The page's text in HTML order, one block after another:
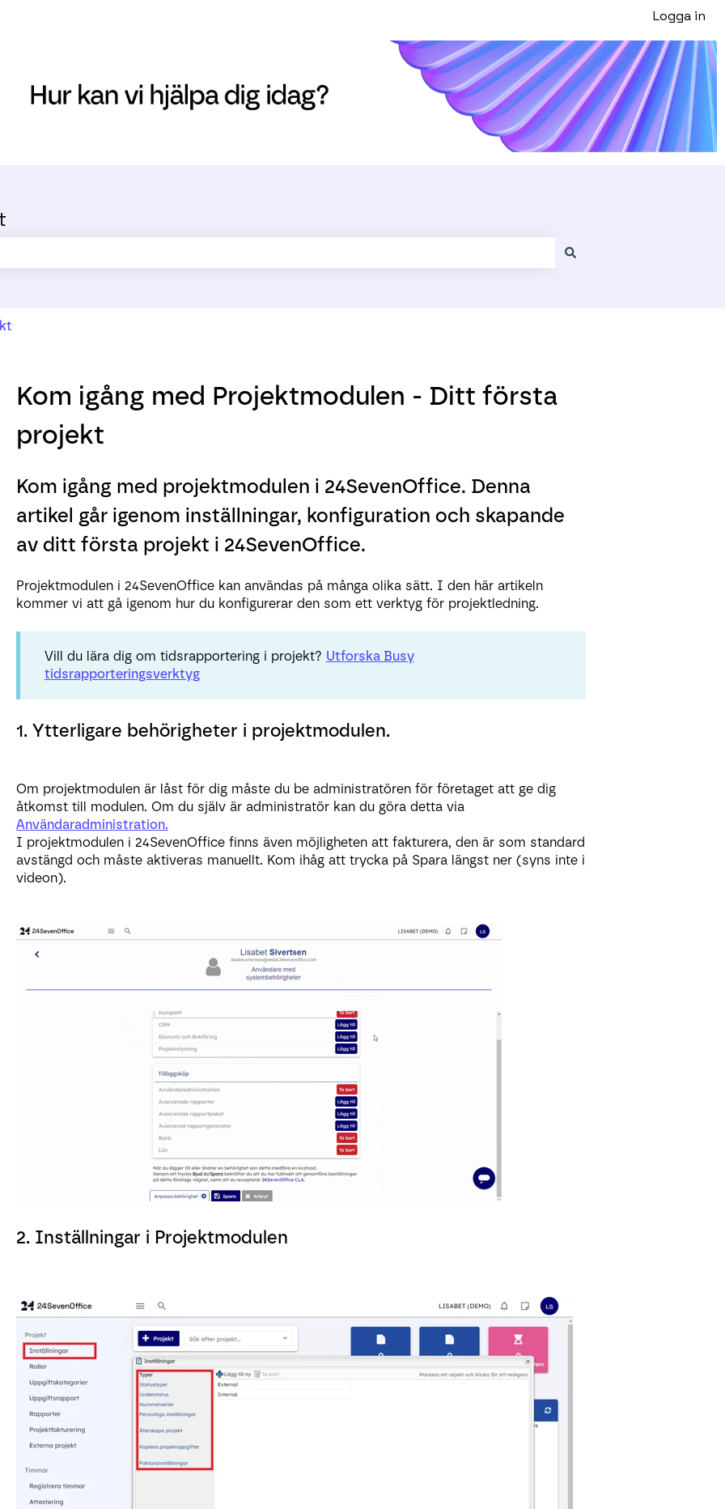
Logga in
Kom igång med Projektmodulen - Ditt första
projekt
Kom igång med projektmodulen i 24SevenOffice. Denna
artikel går igenom inställningar, konfiguration och skapande
av ditt första projekt i 24SevenOffice.
Projektmodulen i 24SevenOffice kan användas på många olika sätt. I den här artikeln
kommer vi att gå igenom hur du konfigurerar den som ett verktyg för projektledning.
Vill du lära dig om tidsrapportering i projekt? Utforska Busy
tidsrapporteringsverktyg
1. Ytterligare behörigheter i projektmodulen.
Om projektmodulen är låst för dig måste du be administratören för företaget att ge dig
åtkomst till modulen. Om du själv är administratör kan du göra detta via
Användaradministration.
I projektmodulen i 24SevenOffice finns även möjligheten att fakturera, den är som standard
avstängd och måste aktiveras manuellt. Kom ihåg att trycka på Spara längst ner (syns inte i
videon).
2. Inställningar i Projektmodulen